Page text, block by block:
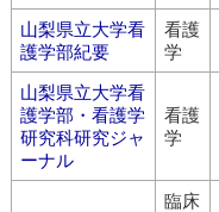
山梨県立大学看
護学部紀要
看護
学
山梨県立大学看
護学部・看護学
研究科研究ジャ
ーナル
看護
学
臨床